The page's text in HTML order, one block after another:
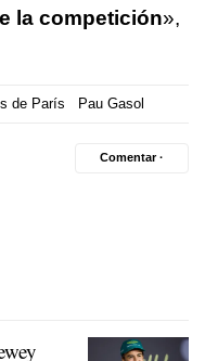
la competición»,
de París Pau Gasol
Comentar ·